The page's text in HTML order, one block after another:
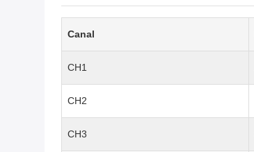
Canal
CH1
CH2
CH3